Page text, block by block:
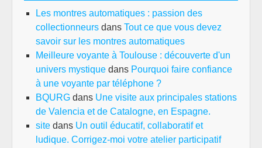
Les montres automatiques : passion des
collectionneurs dans Tout ce que vous devez
savoir sur les montres automatiques
Meilleure voyante à Toulouse : découverte d'un
univers mystique dans Pourquoi faire confiance
à une voyante par téléphone ?
BQURG dans Une visite aux principales stations
de Valencia et de Catalogne, en Espagne.
site dans Un outil éducatif, collaboratif et
ludique. Corrigez-moi votre atelier participatif